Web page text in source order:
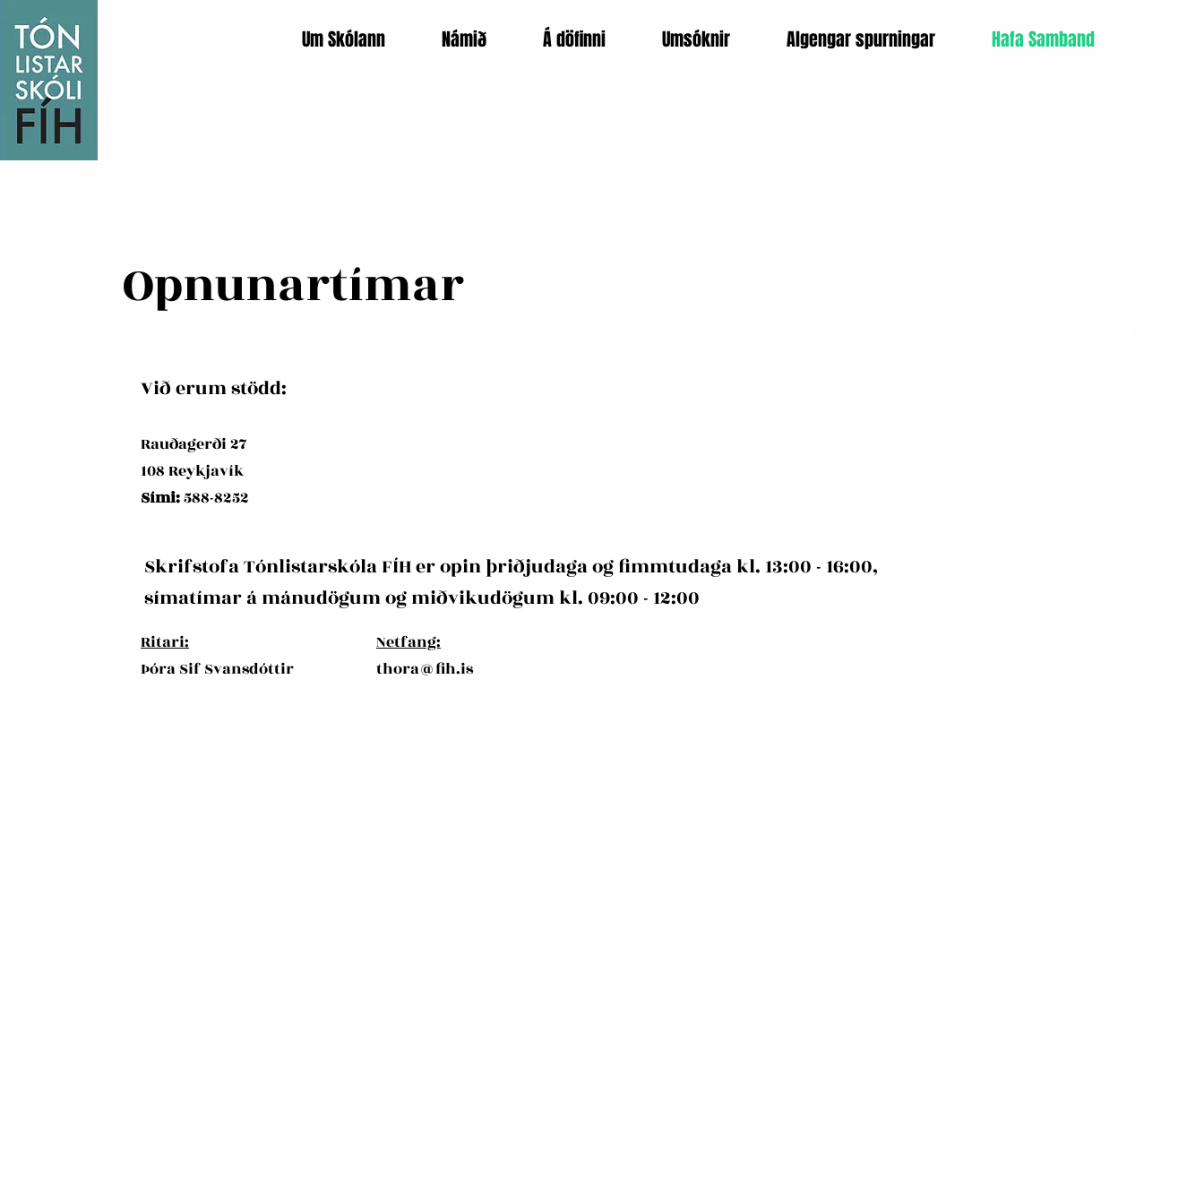
Um Skólann Námið Á döfinni Umsóknir Algengar spurningar Hafa Samband
Opnunartímar
Við erum stödd:
Rauðagerði 27
108 Reykjavík
Sími:588-8252
Skrifstofa Tónlistarskóla FÍH er opin þriðjudaga og fimmtudaga kl. 13:00 - 16:00,
símatímar á mánudögum og miðvikudögum kl. 09:00 - 12:00
Ritari:
Þóra Sif Svansdóttir
Netfang:
thora@fih.is